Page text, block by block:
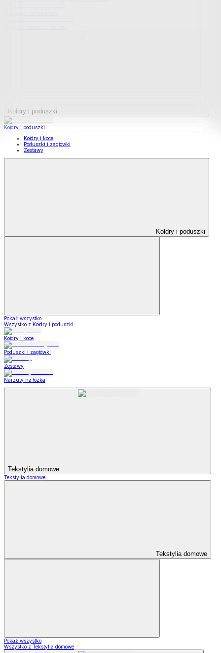
Kołdry i poduszki
Kołdry i poduszki
Kołdry i koce
Poduszki i zagłówki
Zestawy
Kołdry i poduszki
Pokaż wszystko
Wszystko z Kołdry i poduszki
Kołdry i koce
Poduszki i zagłówki
Zestawy
Narzuty na łózka
Tekstylia domowe
Tekstylia domowe
Tekstylia domowe
Pokaż wszystko
Wszystko z Tekstylia domowe